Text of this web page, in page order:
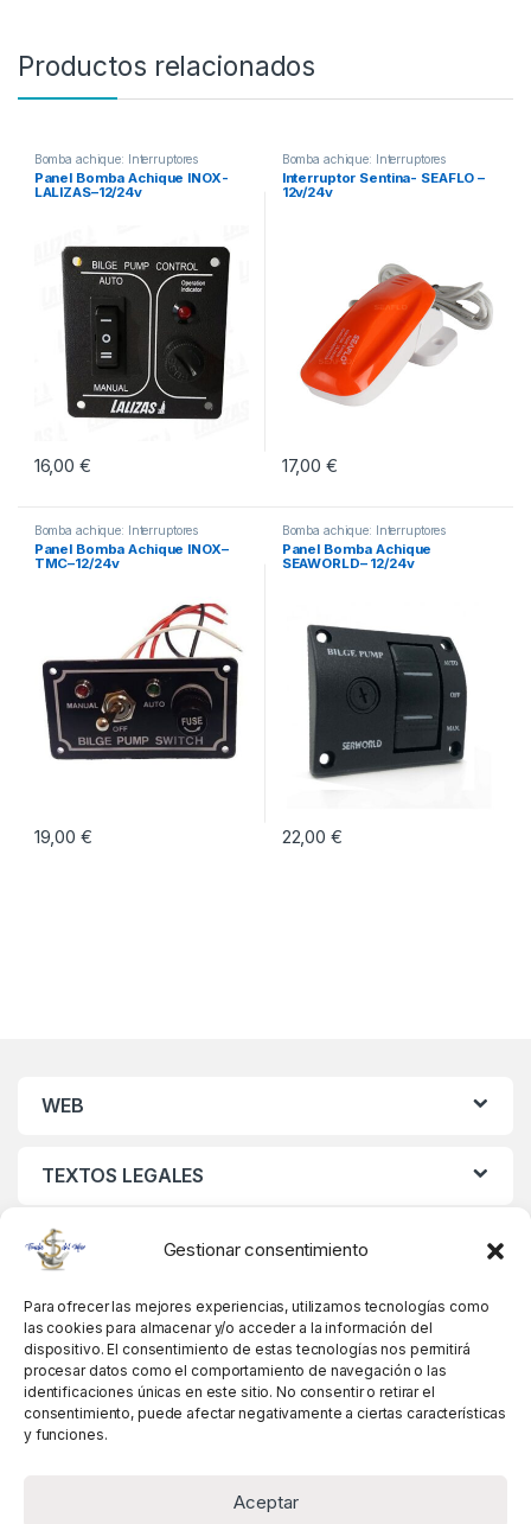
Gestionar consentimiento
Para ofrecer las mejores experiencias, utilizamos tecnologías como
las cookies para almacenar y/o acceder a la información del
dispositivo. El consentimiento de estas tecnologías nos permitirá
procesar datos como el comportamiento de navegación o las
identificaciones únicas en este sitio. No consentir o retirar el
consentimiento, puede afectar negativamente a ciertas características
y funciones.
Aceptar
Productos relacionados
Bomba achique: Interruptores
Panel Bomba Achique INOX-
LALIZAS–12/24v
16,00 €
Bomba achique: Interruptores
Interruptor Sentina- SEAFLO –
12v/24v
17,00 €
Bomba achique: Interruptores
Panel Bomba Achique INOX–
TMC–12/24v
19,00 €
Bomba achique: Interruptores
Panel Bomba Achique
SEAWORLD– 12/24v
22,00 €
WEB
TEXTOS LEGALES
MIS DATOS